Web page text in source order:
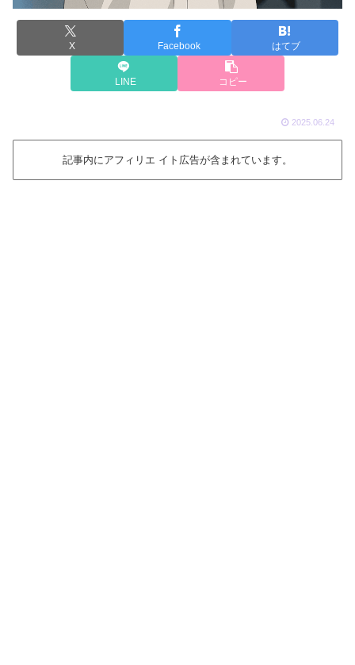
X Facebook はてブ
LINE コピー
2025.06.24
記事内にアフィリエ イト広告が含まれています。